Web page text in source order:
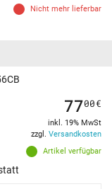
Nicht mehr lieferbar
Artikel verfügbar
7700€
inkl. 19% MwSt
zzgl. Versandkosten